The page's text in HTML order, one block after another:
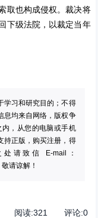
取也构成侵权。裁决将
下级法院，以裁定当年
学习和研究目的；不得
息均来自网络，版权争
，从您的电脑或手机
持正版，购买注册，得
请致信 E-mail：
请谅解！
阅读:321 评论:0